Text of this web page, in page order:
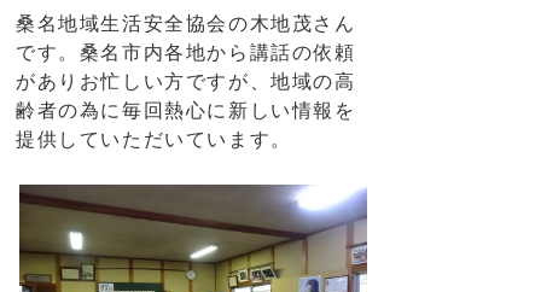
桑名地域生活安全協会の木地茂さん
です。桑名市内各地から講話の依頼
がありお忙しい方ですが、地域の高
齢者の為に毎回熱心に新しい情報を
提供していただいています。